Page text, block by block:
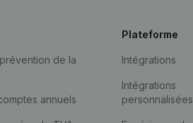
de la
annuels
Plateforme
Intégrations
Intégrations
personnalisées